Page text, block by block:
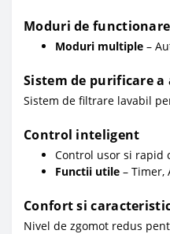
Moduri de functionare
Moduri multiple –
Sistem de purificare
Sistem de filtrare lavabil
Control inteligent
Control usor si rapid
Functii utile – Timer,
Confort si
Nivel de zgomot redus